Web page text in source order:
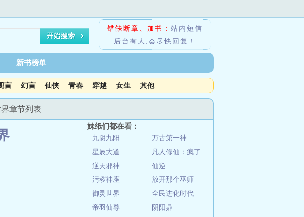
错缺断章、加书： 站内短信
后台有人,会尽快回复！
新书榜单
言 幻言 仙侠 青春 穿越 女生 其他
章节列表
妹纸们都在看：
九阴九阳
万古第一神
星辰大道
凡人修仙：疯了吧！你一百岁了还要修仙
逆天邪神
仙逆
污秽神座
放开那个巫师
御灵世界
全民进化时代
帝羽仙尊
阴阳鼎